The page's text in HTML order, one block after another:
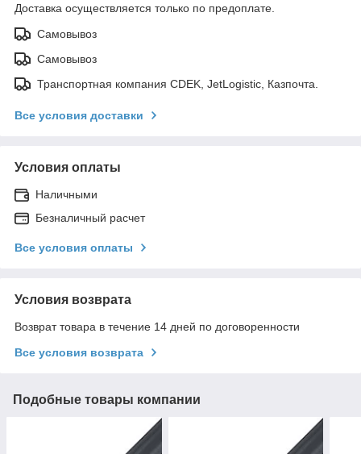
Доставка осуществляется только по предоплате.
Самовывоз
Самовывоз
Транспортная компания CDEK, JetLogistic, Казпочта.
Все условия доставки
Условия оплаты
Наличными
Безналичный расчет
Все условия оплаты
Условия возврата
Возврат товара в течение 14 дней по договоренности
Все условия возврата
Подобные товары компании